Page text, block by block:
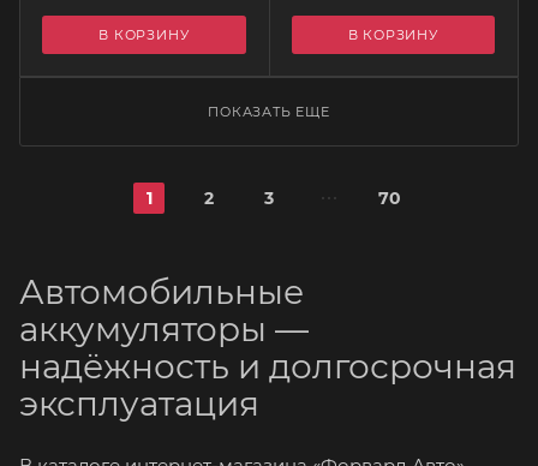
В КОРЗИНУ В КОРЗИНУ
ПОКАЗАТЬ ЕЩЕ
1 2 3 70
Автомобильные
аккумуляторы —
надёжность и долгосрочная
эксплуатация